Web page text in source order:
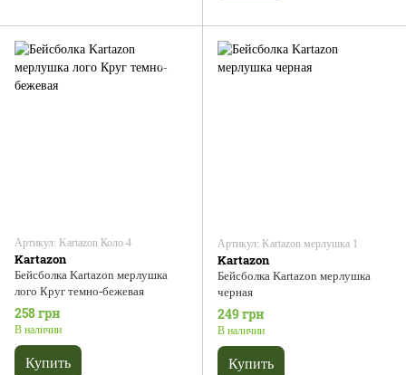
Артикул: Kartazon Коло 4
Kartazon
Бейсболка Kartazon мерлушка
лого Круг темно-бежевая
258 грн
В наличии
Купить
Артикул: Kartazon мерлушка 1
Kartazon
Бейсболка Kartazon мерлушка
черная
249 грн
В наличии
Купить